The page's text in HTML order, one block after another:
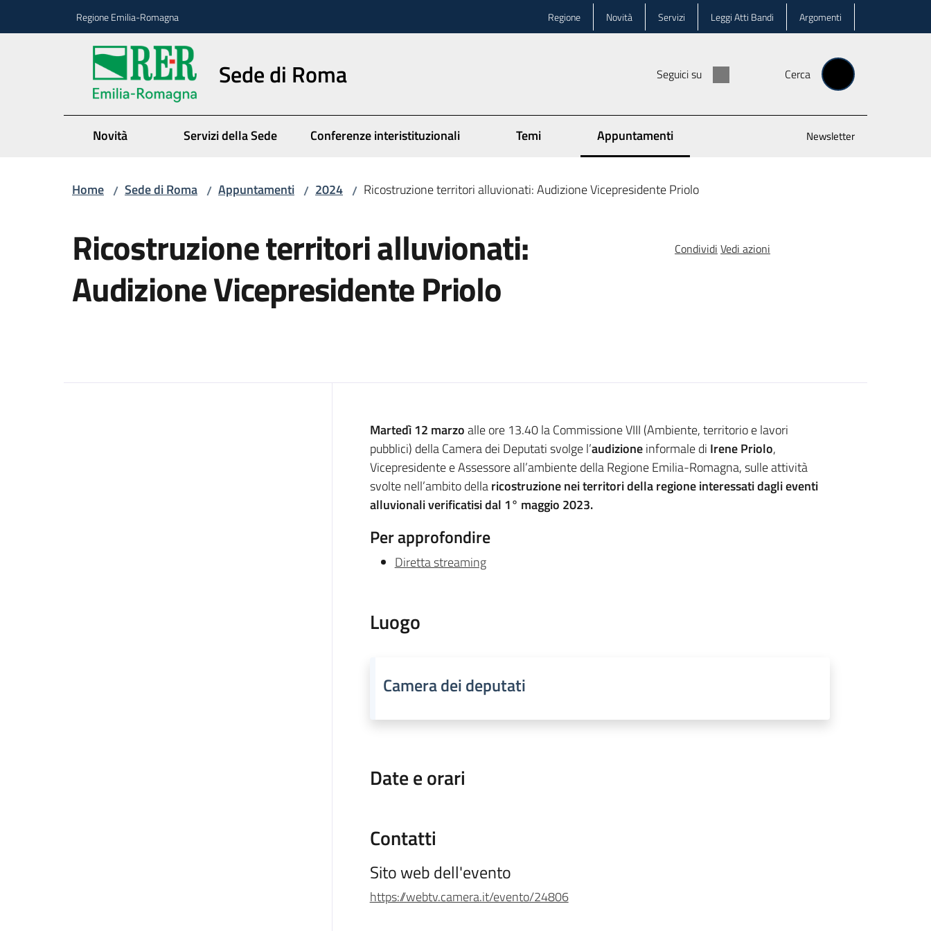
Regione Emilia-Romagna Regione Novità Servizi Leggi Atti Bandi Argomenti
Sede di Roma Seguici su Cerca
Novità Servizi della Sede Conferenze interistituzionali Temi Appuntamenti
Menu selezionato Newsletter
Home / Sede di Roma / Appuntamenti / 2024 / Ricostruzione territori alluvionati: Audizione Vicepresidente Priolo
Ricostruzione territori alluvionati:
Audizione Vicepresidente Priolo
Condividi Vedi azioni
Cos'è
Martedì 12 marzoalle ore 13.40 la Commissione VIII (Ambiente, territorio e lavori
pubblici) della Camera dei Deputati svolge l’audizioneinformale di Irene Priolo,
Vicepresidente e Assessore all’ambiente della Regione Emilia-Romagna, sulle attività
svolte nell’ambito dellaricostruzione nei territori della regione interessati dagli eventi
alluvionali verificatisi dal 1° maggio 2023.
Per approfondire
Diretta streaming
Luogo
Camera dei deputati
Date e orari
Contatti
Sito web dell'evento
https://webtv.camera.it/evento/24806